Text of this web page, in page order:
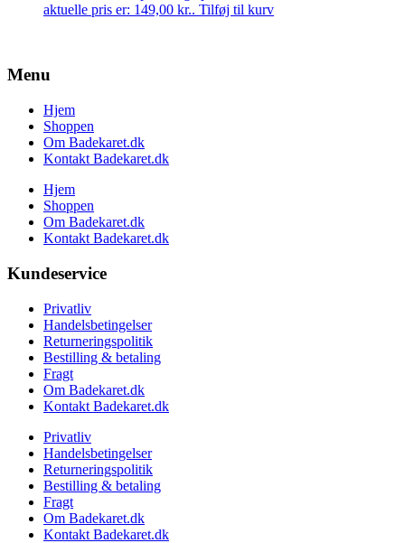
aktuelle pris er: 149,00 kr.. Tilføj til kurv
Menu
Hjem
Shoppen
Om Badekaret.dk
Kontakt Badekaret.dk
Hjem
Shoppen
Om Badekaret.dk
Kontakt Badekaret.dk
Kundeservice
Privatliv
Handelsbetingelser
Returneringspolitik
Bestilling & betaling
Fragt
Om Badekaret.dk
Kontakt Badekaret.dk
Privatliv
Handelsbetingelser
Returneringspolitik
Bestilling & betaling
Fragt
Om Badekaret.dk
Kontakt Badekaret.dk